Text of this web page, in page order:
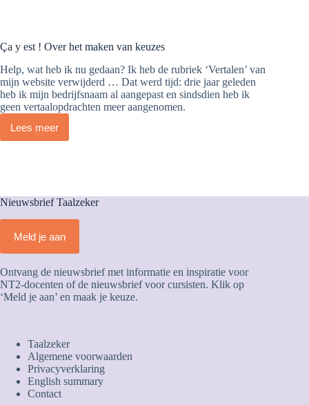
Ça y est ! Over het maken van keuzes
Help, wat heb ik nu gedaan? Ik heb de rubriek ‘Vertalen’ van
mijn website verwijderd … Dat werd tijd: drie jaar geleden
heb ik mijn bedrijfsnaam al aangepast en sindsdien heb ik
geen vertaalopdrachten meer aangenomen.
Lees meer
Ça
y
maken
Nieuwsbrief Taalzeker
Meld je aan
Ontvang de nieuwsbrief met informatie en inspiratie voor
NT2-docenten of de nieuwsbrief voor cursisten. Klik op
‘Meld je aan’ en maak je keuze.
Taalzeker
Algemene voorwaarden
Privacyverklaring
English summary
Contact